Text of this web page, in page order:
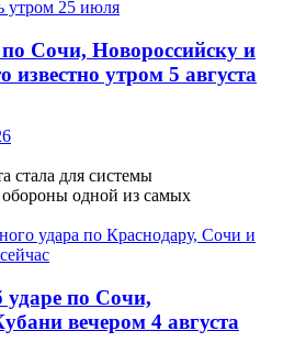
Сочи, Новороссийску и
известно утром 5 августа
стала для системы
одной из самых
ударе по Сочи,
вечером 4 августа